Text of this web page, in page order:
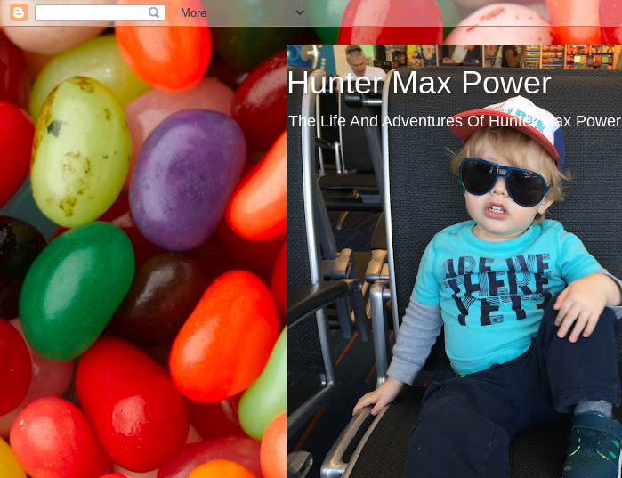
Hunter Max Power
The Life And Adventures Of Hunter Max Power